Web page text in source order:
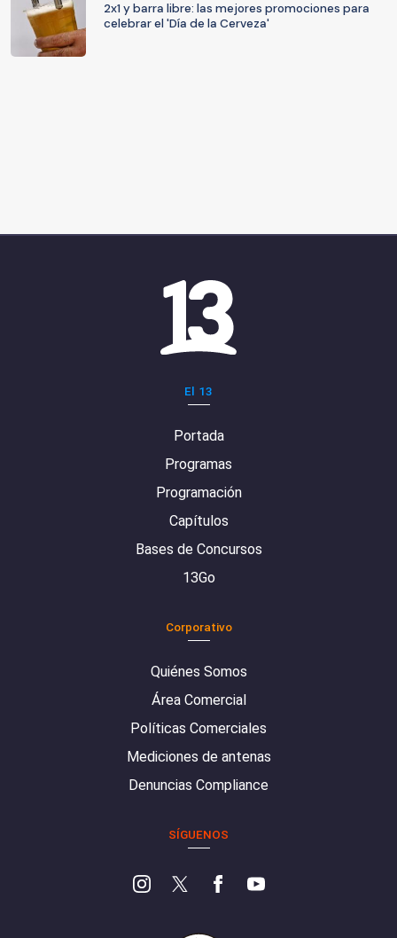
2x1 y barra libre: las mejores promociones para
celebrar el 'Día de la Cerveza'
El 13
Portada
Programas
Programación
Capítulos
Bases de Concursos
13Go
Corporativo
Quiénes Somos
Área Comercial
Políticas Comerciales
Mediciones de antenas
Denuncias Compliance
SÍGUENOS